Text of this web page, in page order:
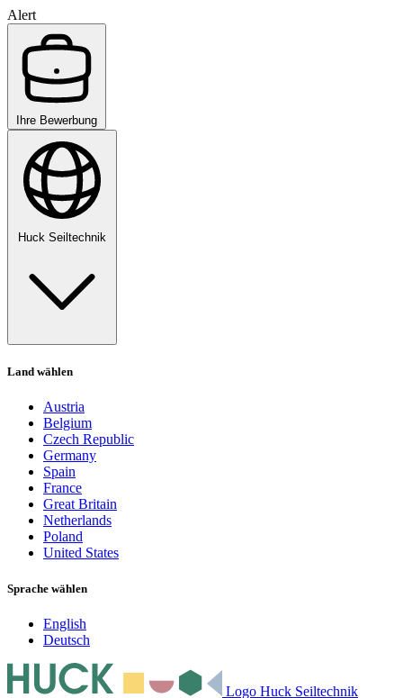
Alert
Ihre Bewerbung
Huck Seiltechnik
Land wählen
Austria
Belgium
Czech Republic
Germany
Spain
France
Great Britain
Netherlands
Poland
United States
Sprache wählen
English
Deutsch
Logo Huck Seiltechnik